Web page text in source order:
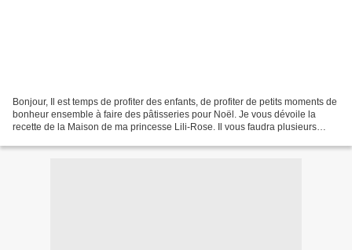
Bonjour, Il est temps de profiter des enfants, de profiter de petits moments de
bonheur ensemble à faire des pâtisseries pour Noël. Je vous dévoile la
recette de la Maison de ma princesse Lili-Rose. Il vous faudra plusieurs